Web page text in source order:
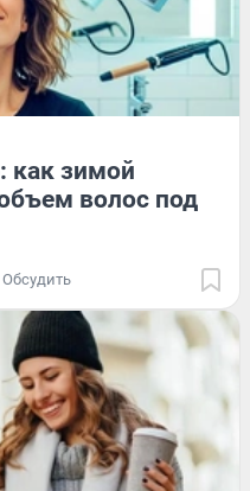
как зимой
волос под
Обсудить